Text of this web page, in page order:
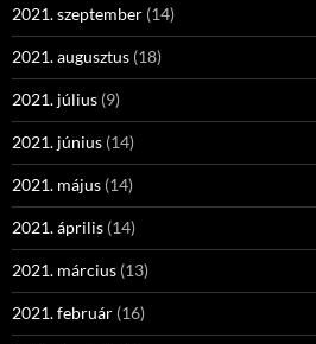
2021. szeptember (14)
2021. augusztus (18)
2021. július (9)
2021. június (14)
2021. május (14)
2021. április (14)
2021. március (13)
2021. február (16)